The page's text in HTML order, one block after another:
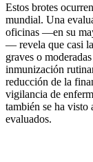
Estos brotes
mundial. Una
oficinas —en su
— revela que casi
graves o
inmunización
reducción de la
vigilancia de
también se ha visto
evaluados.